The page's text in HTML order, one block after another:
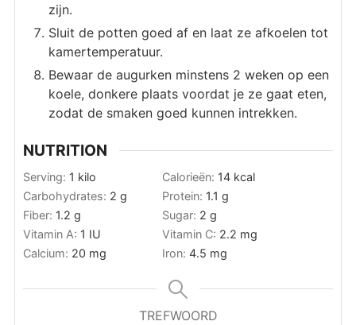
zijn.
Sluit de potten goed af en laat ze afkoelen tot
kamertemperatuur.
Bewaar de augurken minstens 2 weken op een
koele, donkere plaats voordat je ze gaat eten,
zodat de smaken goed kunnen intrekken.
NUTRITION
Serving: 1 kilo Calorieën: 14 kcal
Carbohydrates: 2 g Protein: 1.1 g
Fiber: 1.2 g Sugar: 2 g
Vitamin A: 1 IU Vitamin C: 2.2 mg
Calcium: 20 mg Iron: 4.5 mg
TREFWOORD